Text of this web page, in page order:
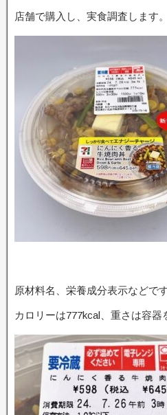
店舗で購入し、実食調査します。
原材料名、栄養成分表示などです
カロリーは777kcal、重さは容器